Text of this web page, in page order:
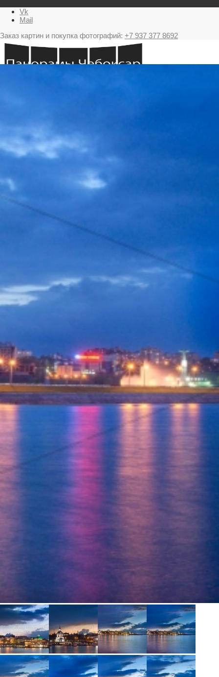
Vk
Mail
Заказ картин и покупка фотографий: +7 937 377 8692
Картина в подарок с видами Чебоксар
Ночные Чебоксары фотографии и панорамы
Чебоксарский залив
Как купить или заказать фотографию?
Фото чебоксар
Фото Чебоксар, Новочебоксарска и окрестностей
Каталог фотографий Чебоксар Лучшие фотографии
Чебоксар и окрестностей по временам года
Туман
Облачность
Луна
Дождь